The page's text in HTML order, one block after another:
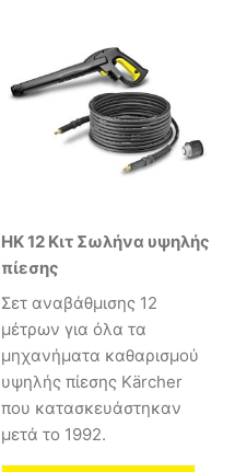
HK 12 Κιτ Σωλήνα υψηλής
πίεσης
Σετ αναβάθμισης 12
μέτρων για όλα τα
μηχανήματα καθαρισμού
υψηλής πίεσης Kärcher
που κατασκευάστηκαν
μετά το 1992.